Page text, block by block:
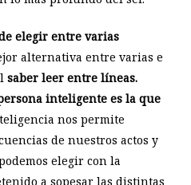
elegir entre varias
alternativa entre varias e
saber leer entre líneas.
inteligente es la que
nos permite
de nuestros actos y
elegir con la
a sopesar las distintas